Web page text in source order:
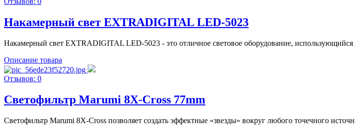
Накамерный свет EXTRADIGITAL LED-5023
Накамерный свет EXTRADIGITAL LED-5023 - это отличное световое оборудование,
Описание товара
Отзывов: 0
Светофильтр Marumi 8X-Cross 77mm
Светофильтр Marumi 8X-Cross позволяет создать эффектные «звезды» вокруг любого точечного